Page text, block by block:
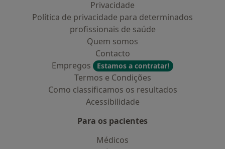
Privacidade
Política de privacidade para determinados
profissionais de saúde
Quem somos
Contacto
Empregos
Estamos a contratar!
Termos e Condições
Como classificamos os resultados
Acessibilidade
Para os pacientes
Médicos